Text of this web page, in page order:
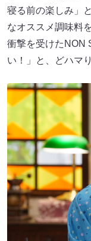
寝る前の楽しみ」
なオススメ調味料
衝撃を受けたNON
い！」と、どハマ